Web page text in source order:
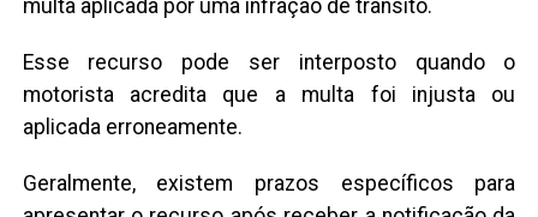
multa aplicada por uma infração de trânsito.
Esse recurso pode ser interposto quando o
motorista acredita que a multa foi injusta ou
aplicada erroneamente.
Geralmente, existem prazos específicos para